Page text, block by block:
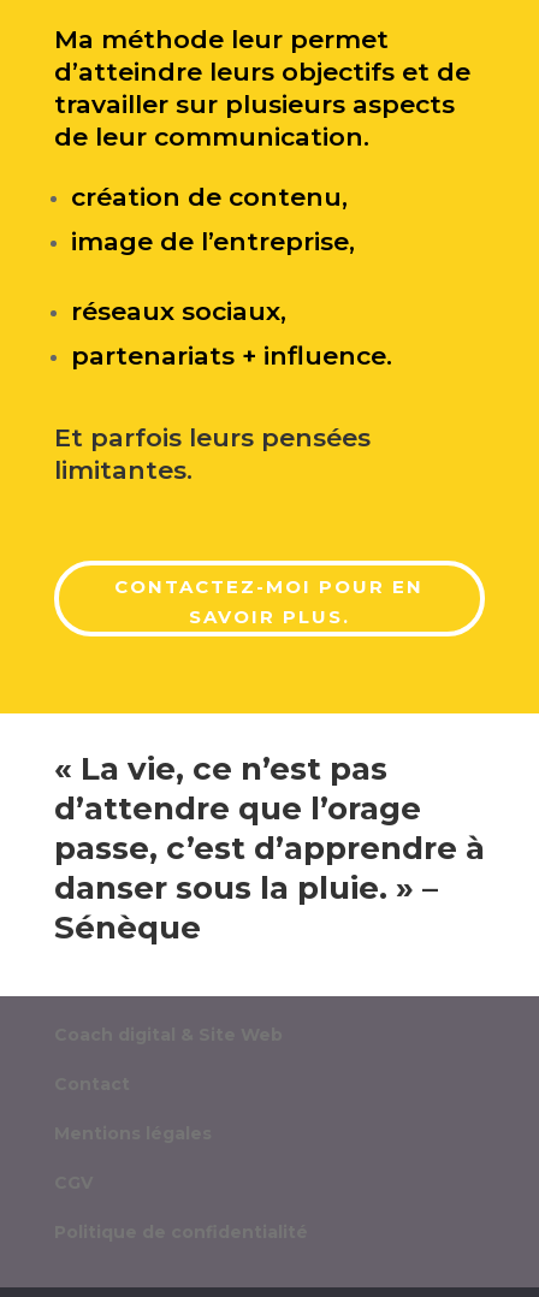
Ma méthode leur permet
d’atteindre leurs objectifs et de
travailler sur plusieurs aspects
de leur communication.
création de contenu,
image de l’entreprise,
réseaux sociaux,
partenariats + influence.
Et parfois leurs pensées
limitantes.
CONTACTEZ-MOI POUR EN
SAVOIR PLUS.
« La vie, ce n’est pas
d’attendre que l’orage
passe, c’est d’apprendre à
danser sous la pluie. » –
Sénèque